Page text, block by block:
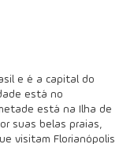
e é a capital do
está no
está na Ilha de
suas belas praias,
visitam Florianópolis